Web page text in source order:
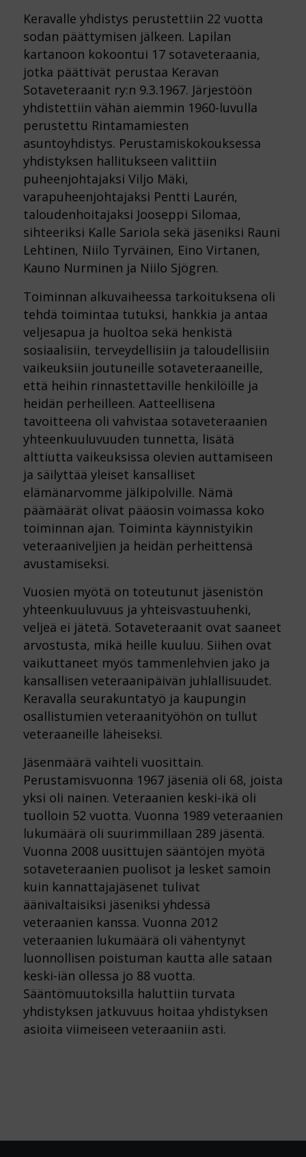
Keravalle yhdistys perustettiin 22 vuotta
sodan päättymisen jälkeen. Lapilan
kartanoon kokoontui 17 sotaveteraania,
jotka päättivät perustaa Keravan
Sotaveteraanit ry:n 9.3.1967. Järjestöön
yhdistettiin vähän aiemmin 1960-luvulla
perustettu Rintamamiesten
asuntoyhdistys. Perustamiskokouksessa
yhdistyksen hallitukseen valittiin
puheenjohtajaksi Viljo Mäki,
varapuheenjohtajaksi Pentti Laurén,
taloudenhoitajaksi Jooseppi Silomaa,
sihteeriksi Kalle Sariola sekä jäseniksi Rauni
Lehtinen, Niilo Tyrväinen, Eino Virtanen,
Kauno Nurminen ja Niilo Sjögren.
Toiminnan alkuvaiheessa tarkoituksena oli
tehdä toimintaa tutuksi, hankkia ja antaa
veljesapua ja huoltoa sekä henkistä
sosiaalisiin, terveydellisiin ja taloudellisiin
vaikeuksiin joutuneille sotaveteraaneille,
että heihin rinnastettaville henkilöille ja
heidän perheilleen. Aatteellisena
tavoitteena oli vahvistaa sotaveteraanien
yhteenkuuluvuuden tunnetta, lisätä
alttiutta vaikeuksissa olevien auttamiseen
ja säilyttää yleiset kansalliset
elämänarvomme jälkipolville. Nämä
päämäärät olivat pääosin voimassa koko
toiminnan ajan. Toiminta käynnistyikin
veteraaniveljien ja heidän perheittensä
avustamiseksi.
Vuosien myötä on toteutunut jäsenistön
yhteenkuuluvuus ja yhteisvastuuhenki,
veljeä ei jätetä. Sotaveteraanit ovat saaneet
arvostusta, mikä heille kuuluu. Siihen ovat
vaikuttaneet myös tammenlehvien jako ja
kansallisen veteraanipäivän juhlallisuudet.
Keravalla seurakuntatyö ja kaupungin
osallistumien veteraanityöhön on tullut
veteraaneille läheiseksi.
Jäsenmäärä vaihteli vuosittain.
Perustamisvuonna 1967 jäseniä oli 68, joista
yksi oli nainen. Veteraanien keski-ikä oli
tuolloin 52 vuotta. Vuonna 1989 veteraanien
lukumäärä oli suurimmillaan 289 jäsentä.
Vuonna 2008 uusittujen sääntöjen myötä
sotaveteraanien puolisot ja lesket samoin
kuin kannattajajäsenet tulivat
äänivaltaisiksi jäseniksi yhdessä
veteraanien kanssa. Vuonna 2012
veteraanien lukumäärä oli vähentynyt
luonnollisen poistuman kautta alle sataan
keski-iän ollessa jo 88 vuotta.
Sääntömuutoksilla haluttiin turvata
yhdistyksen jatkuvuus hoitaa yhdistyksen
asioita viimeiseen veteraaniin asti.